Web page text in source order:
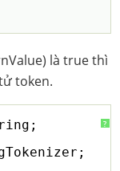
là true thì
token.
?